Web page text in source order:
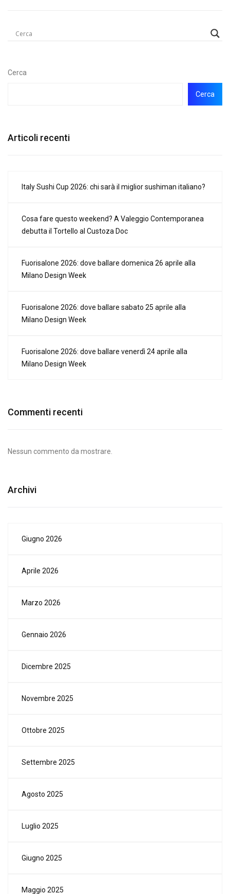
Cerca
Cerca
Articoli recenti
Italy Sushi Cup 2026: chi sarà il miglior sushiman italiano?
Cosa fare questo weekend? A Valeggio Contemporanea
debutta il Tortello al Custoza Doc
Fuorisalone 2026: dove ballare domenica 26 aprile alla
Milano Design Week
Fuorisalone 2026: dove ballare sabato 25 aprile alla
Milano Design Week
Fuorisalone 2026: dove ballare venerdì 24 aprile alla
Milano Design Week
Commenti recenti
Nessun commento da mostrare.
Archivi
Giugno 2026
Aprile 2026
Marzo 2026
Gennaio 2026
Dicembre 2025
Novembre 2025
Ottobre 2025
Settembre 2025
Agosto 2025
Luglio 2025
Giugno 2025
Maggio 2025